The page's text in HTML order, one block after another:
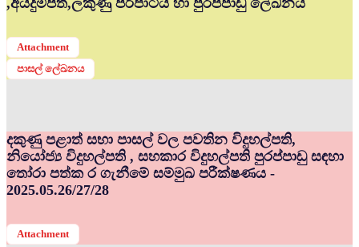
,අයදුම්පත,ලකුණු පරිපාටිය හා පුරප්පාඩු ලේඛනය
Attachment
පාසල් ලේඛනය
දකුණු පළාත් සභා පාසල් වල පවතින විදුහල්පති,
නියෝජ්‍ය විදුහල්පති , සහකාර විදුහල්පති පුරප්පාඩු සඳහා
තෝරා පත්ක ර ගැනීමේ සම්මුඛ පරීක්ෂණය -
2025.05.26/27/28
Attachment